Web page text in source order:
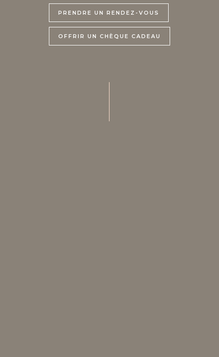
PRENDRE UN RENDEZ-VOUS
OFFRIR UN CHÈQUE CADEAU